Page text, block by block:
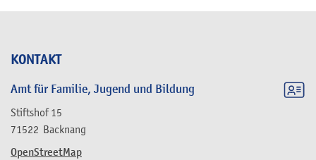
KONTAKT
Amt für Familie, Jugend und Bildung
Stiftshof 15
71522 Backnang
OpenStreetMap